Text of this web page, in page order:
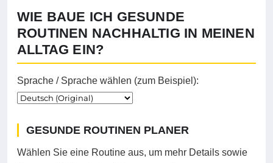
WIE BAUE ICH GESUNDE
ROUTINEN NACHHALTIG IN MEINEN
ALLTAG EIN?
Sprache / Sprache wählen (zum Beispiel):
GESUNDE ROUTINEN PLANER
Wählen Sie eine Routine aus, um mehr Details sowie